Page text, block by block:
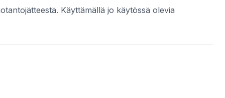
Käyttämällä jo käytössä olevia